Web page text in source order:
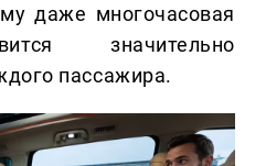
даже многочасовая
значительно
пассажира.